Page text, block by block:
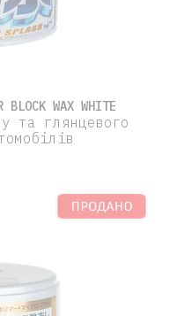
WAX WHITE
та глянцевого